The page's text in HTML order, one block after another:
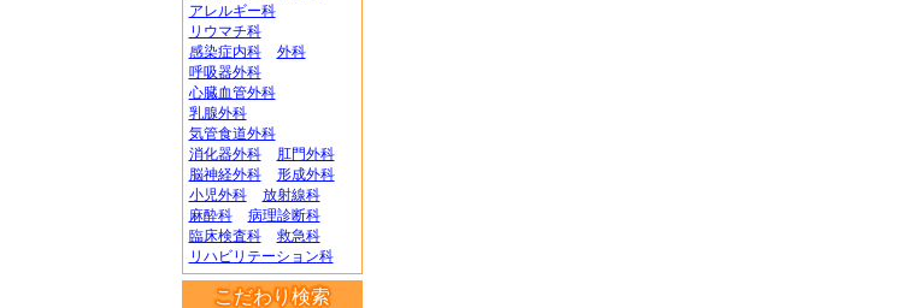
アレルギー科
リウマチ科
感染症内科
外科
呼吸器外科
心臓血管外科
乳腺外科
気管食道外科
消化器外科
肛門外科
脳神経外科
形成外科
小児外科
放射線科
麻酔科
病理診断科
臨床検査科
救急科
リハビリテーション科
こだわり検索